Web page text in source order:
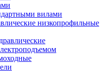
вилами
низкопрофильные